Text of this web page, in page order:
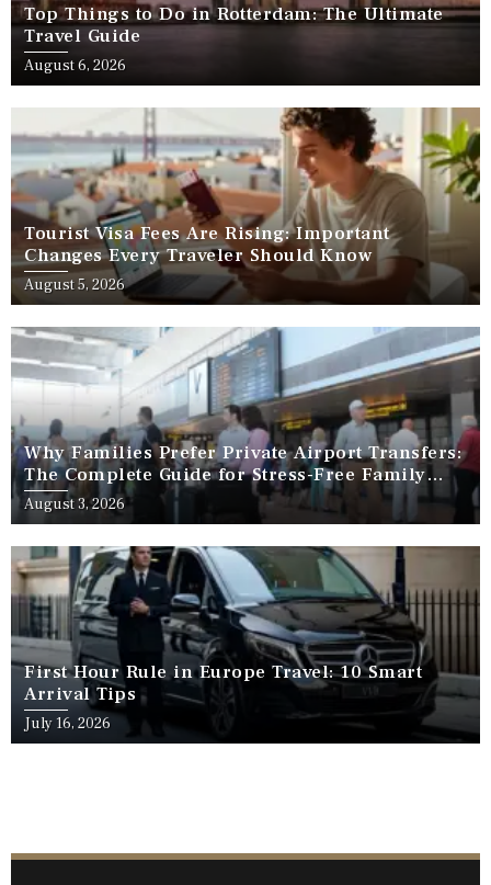
Top Things to Do in Rotterdam: The Ultimate
Travel Guide
August 6, 2026
Tourist Visa Fees Are Rising: Important
Changes Every Traveler Should Know
August 5, 2026
Why Families Prefer Private Airport Transfers:
The Complete Guide for Stress-Free Family
Travel
August 3, 2026
First Hour Rule in Europe Travel: 10 Smart
Arrival Tips
July 16, 2026